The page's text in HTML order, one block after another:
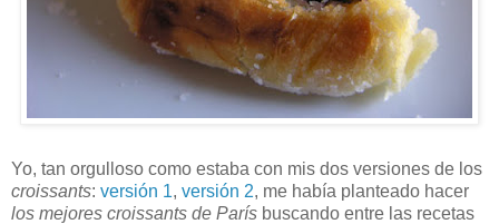
Yo, tan orgulloso como estaba con mis dos versiones de los
croissants: versión 1, versión 2, me había planteado hacer
los mejores croissants de París buscando entre las recetas